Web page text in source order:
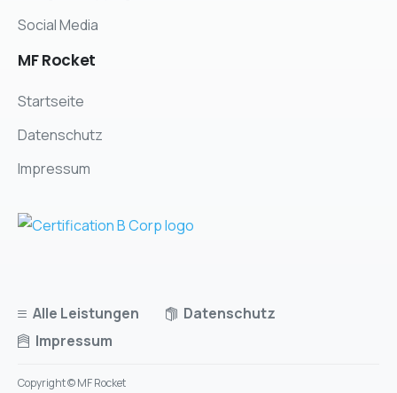
Social Media
MFRocket
Startseite
Datenschutz
Impressum
Alle Leistungen
Datenschutz
Impressum
Copyright © MF Rocket